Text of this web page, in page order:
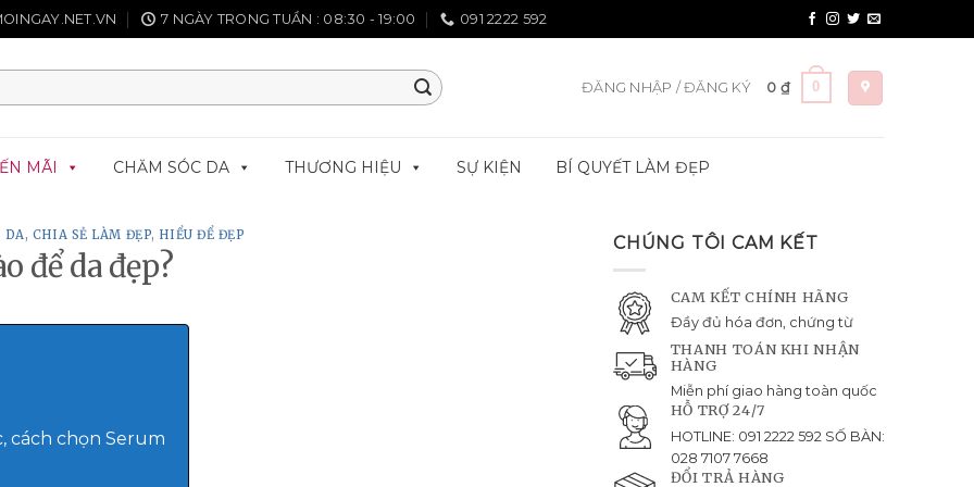
7 NGÀY TRONG TUẦN : 08:30 - 19:00 091 2222 592
ĐĂNG NHẬP / ĐĂNG KÝ 0 ₫ 0
MÃI CHĂM SÓC DA THƯƠNG HIỆU SỰ KIỆN BÍ QUYẾT LÀM ĐẸP
DA, CHIA SẺ LÀM ĐẸP, HIỂU ĐỂ ĐẸP
để da đẹp?
cách chọn Serum
CHÚNG TÔI CAM KẾT
CAM KẾT CHÍNH HÃNG
Đầy đủ hóa đơn, chứng từ
THANH TOÁN KHI NHẬN
HÀNG
Miễn phí giao hàng toàn quốc
HỖ TRỢ 24/7
HOTLINE: 091 2222 592 SỐ BÀN:
028 7107 7668
ĐỔI TRẢ HÀNG